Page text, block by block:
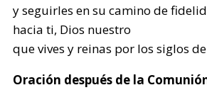
y seguirles en su camino de
hacia ti, Dios nuestro
que vives y reinas por los siglos
Oración después de la